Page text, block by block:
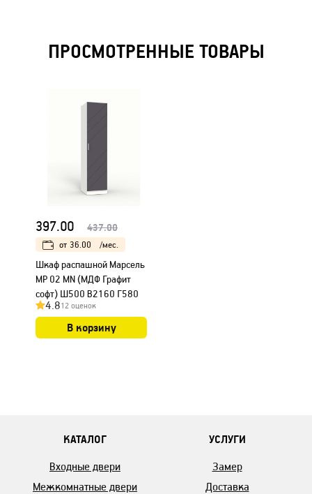
ПРОСМОТРЕННЫЕ ТОВАРЫ
397.00 437.00
от 36.00 /мес.
Шкаф распашной Марсель
МР 02 MN (МДФ Графит
софт) Ш500 В2160 Г580
4.812 оценок
В корзину
КАТАЛОГ
Входные двери
Межкомнатные двери
УСЛУГИ
Замер
Доставка